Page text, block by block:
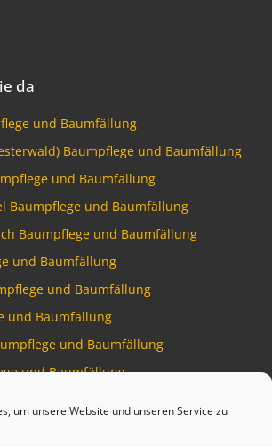
um unsere Website und unseren Service zu
da
und Baumfällung
Baumpflege und Baumfällung
und Baumfällung
Baumpflege und Baumfällung
Baumpflege und Baumfällung
und Baumfällung
und Baumfällung
und Baumfällung
und Baumfällung
und Baumfällung